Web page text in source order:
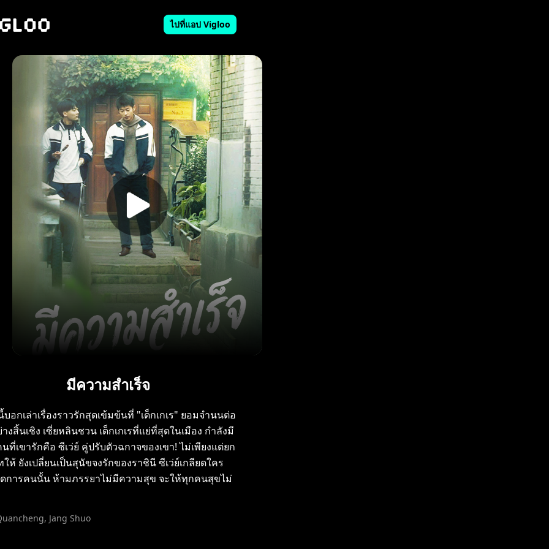
ไปที่แอป Vigloo
มีความสำเร็จ
อกเล่าเรื่องราวรักสุดเข้มข้นที่ "เด็กเกเร" ยอมจำนนต่อ
งสิ้นเชิง เซี่ยหลินชวน เด็กเกเรที่แย่ที่สุดในเมือง กำลังมี
ที่เขารักคือ ซีเว่ย์ คู่ปรับตัวฉกาจของเขา! ไม่เพียงแต่ยก
ห้ ยังเปลี่ยนเป็นสุนัขจงรักของราชินี ซีเว่ย์เกลียดใคร
ดการคนนั้น ห้ามภรรยาไม่มีความสุข จะให้ทุกคนสุขไม่
Jang Shuo